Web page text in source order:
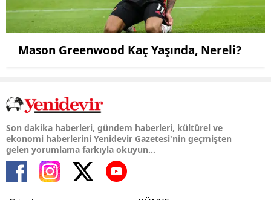
Mason Greenwood Kaç Yaşında, Nereli?
Son dakika haberleri, gündem haberleri, kültürel ve
ekonomi haberlerini Yenidevir Gazetesi'nin geçmişten
gelen yorumlama farkıyla okuyun...